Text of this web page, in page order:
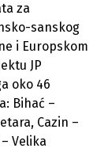
za
sanskog
i Europskom
JP
oko 46
Bihać –
Cazin –
Velika